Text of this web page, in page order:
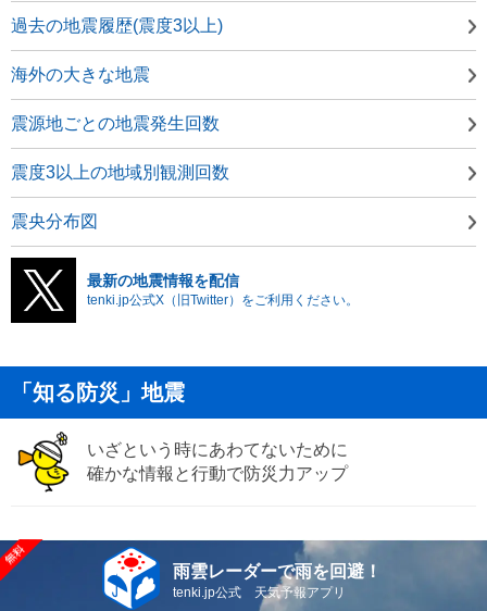
過去の地震履歴(震度3以上)
海外の大きな地震
震源地ごとの地震発生回数
震度3以上の地域別観測回数
震央分布図
最新の地震情報を配信
tenki.jp公式X（旧Twitter）をご利用ください。
「知る防災」地震
いざという時にあわてないために
確かな情報と行動で防災力アップ
雨雲レーダーで雨を回避！
tenki.jp公式 天気予報アプリ